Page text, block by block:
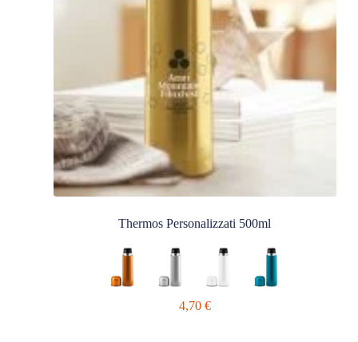
Thermos Personalizzati 500ml
4,70 €